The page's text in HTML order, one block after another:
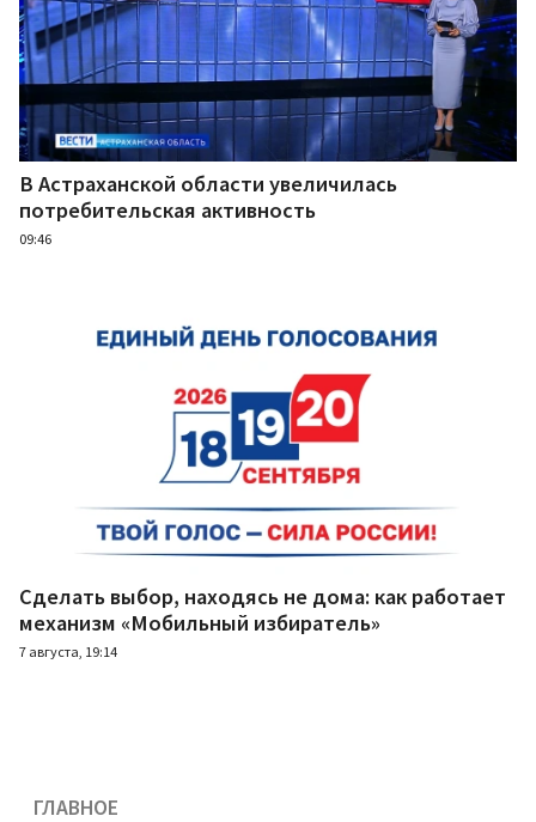
В Астраханской области увеличилась
потребительская активность
09:46
Сделать выбор, находясь не дома: как работает
механизм «Мобильный избиратель»
7 августа, 19:14
ГЛАВНОЕ